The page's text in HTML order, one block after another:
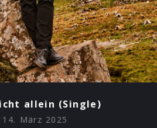
allein (Single)
14. März 2025